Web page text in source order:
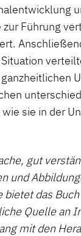
Führung
sie in der
gut
und
das
Quelle an
mit den